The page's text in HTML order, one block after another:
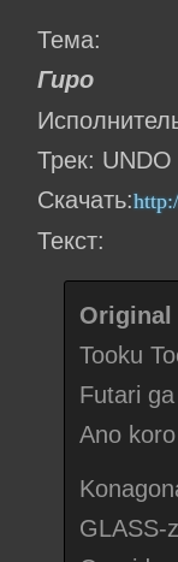
Тема:
Гиро
Трек: UNDO
Скачать:
Текст:
Original
Tooku
Futari
Ano
GLASS-